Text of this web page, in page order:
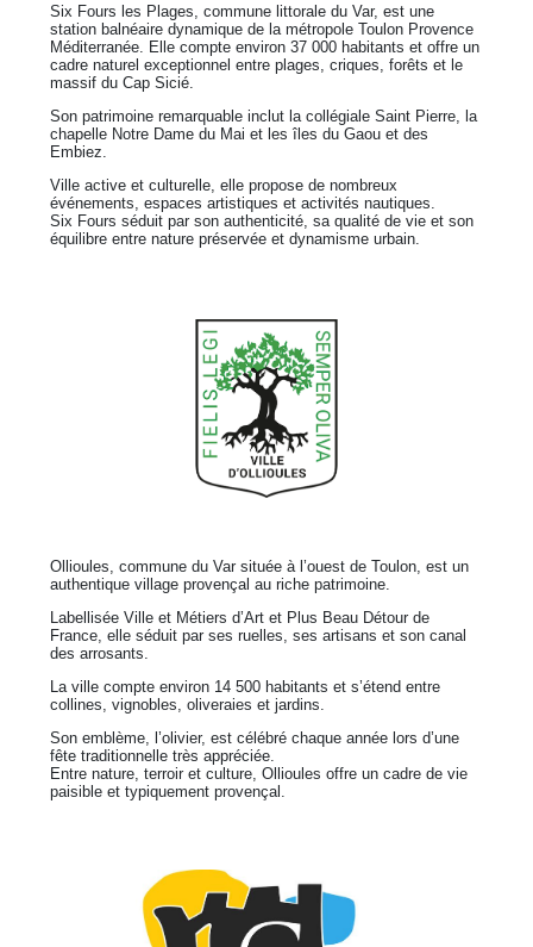
Six Fours les Plages, commune littorale du Var, est une
station balnéaire dynamique de la métropole Toulon Provence
Méditerranée. Elle compte environ 37 000 habitants et offre un
cadre naturel exceptionnel entre plages, criques, forêts et le
massif du Cap Sicié.
Son patrimoine remarquable inclut la collégiale Saint Pierre, la
chapelle Notre Dame du Mai et les îles du Gaou et des
Embiez.
Ville active et culturelle, elle propose de nombreux
événements, espaces artistiques et activités nautiques.
Six Fours séduit par son authenticité, sa qualité de vie et son
équilibre entre nature préservée et dynamisme urbain.
Ollioules, commune du Var située à l’ouest de Toulon, est un
authentique village provençal au riche patrimoine.
Labellisée Ville et Métiers d’Art et Plus Beau Détour de
France, elle séduit par ses ruelles, ses artisans et son canal
des arrosants.
La ville compte environ 14 500 habitants et s’étend entre
collines, vignobles, oliveraies et jardins.
Son emblème, l’olivier, est célébré chaque année lors d’une
fête traditionnelle très appréciée.
Entre nature, terroir et culture, Ollioules offre un cadre de vie
paisible et typiquement provençal.